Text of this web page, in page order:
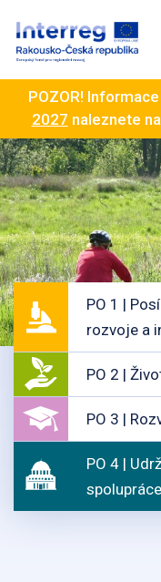
POZOR!
2027 naleznete
PO 1 |
rozvoje a
PO 2 |
PO 3 |
PO 4 |
spolupráce